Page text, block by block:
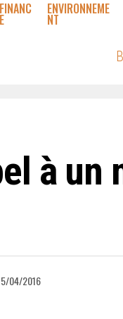
FINANC
E
ENVIRONNEME
NT
à un
04/2016